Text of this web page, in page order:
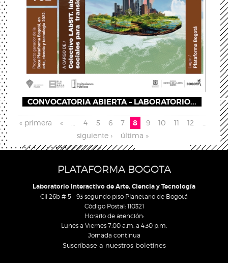
CONVOCATORIA ABIERTA – LABORATORIO...
Páginas
« primera « 4 5 6 7 8 9 10 11 12
siguiente ›
última »
PLATAFORMA BOGOTA
Laboratorio Interactivo de Arte, Ciencia y Tecnología
Cll 26b # 5 - 93 segundo piso Planetario de Bogotá
Código Postal: 110321
Horario de atención:
Lunes a Viernes 7:00 a.m. a 4:30 p.m.
Jornada continua
Suscríbase a nuestros boletines